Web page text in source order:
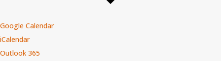
Google Calendar
iCalendar
Outlook 365